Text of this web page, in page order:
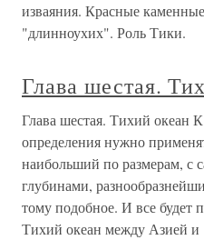
изваяния. Красные
"длинноухих". Роль Тики.
Глава шестая.
Глава шестая. Тихий океан
определения нужно
наибольший по размерам, с
глубинами,
тому подобное. И все будет
Тихий океан между Азией и